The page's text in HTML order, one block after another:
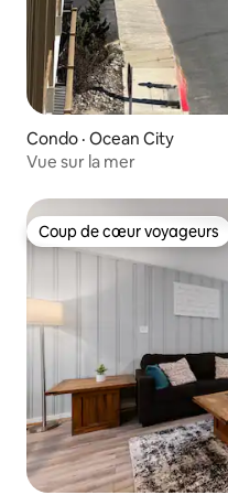
Condo · Ocean City
Vue sur la mer
Coup de cœur voyageurs
Coup de cœur voyageurs